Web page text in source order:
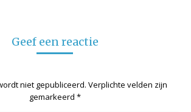
Geef een reactie
niet gepubliceerd. Verplichte velden zijn
gemarkeerd *